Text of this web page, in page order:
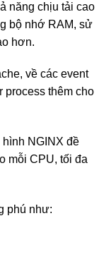
năng chịu tải cao
bộ nhớ RAM, sử
hơn.
về các event
process thêm cho
NGINX đề
mỗi CPU, tối đa
phú như: